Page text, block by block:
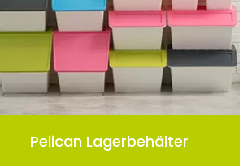
Pelican Lagerbehälter